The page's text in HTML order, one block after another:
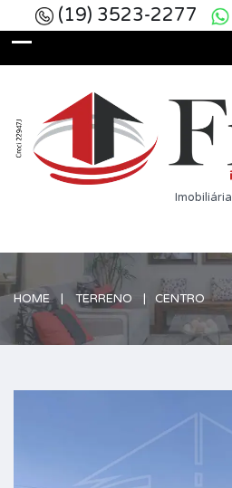
(19) 3523-2277
Imobiliária
HOME TERRENO CENTRO